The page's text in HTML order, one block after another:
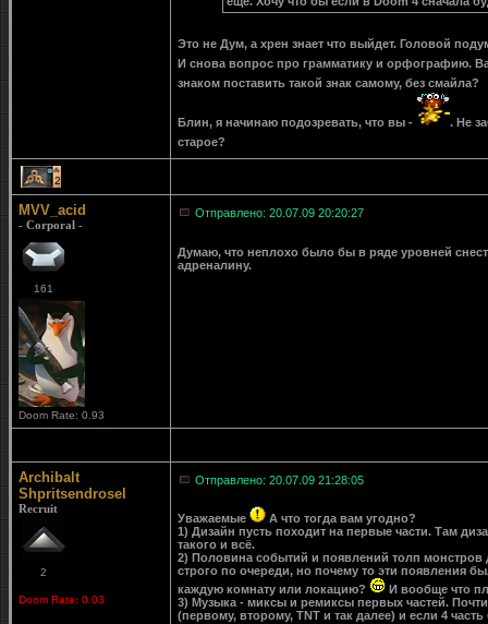
Это не Дум, а хрен знает что выйдет. Головой
И снова вопрос про грамматику и орфографию.
знаком поставить такой знак самому, без смайла?
Блин, я начинаю подозревать, что вы -
. Не
старое?
2
MVV_acid
- Corporal -
161
Doom Rate: 0.93
Отправлено: 20.07.09 20:20:27
Думаю, что неплохо было бы в ряде уровней
адреналину.
Archibalt
Shpritsendrosel
Recruit
2
Doom Rate: 0.03
Отправлено: 20.07.09 21:28:05
Уважаемые
А что тогда вам угодно?
1) Дизайн пусть походит на первые части. Там
такого и всё.
2) Половина событий и появлений толп
строго по очереди, но почему то эти появления
каждую комнату или локацию?
И вообще что
3) Музыка - миксы и ремиксы первых частей.
(первому, второму, ТNТ и так далее) и если 4